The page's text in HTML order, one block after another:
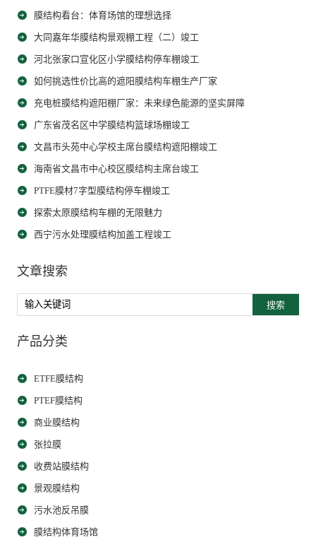
膜结构看台：体育场馆的理想选择
大同嘉年华膜结构景观棚工程（二）竣工
河北张家口宣化区小学膜结构停车棚竣工
如何挑选性价比高的遮阳膜结构车棚生产厂家
充电桩膜结构遮阳棚厂家：未来绿色能源的坚实屏障
广东省茂名区中学膜结构篮球场棚竣工
文昌市头苑中心学校主席台膜结构遮阳棚竣工
海南省文昌市中心校区膜结构主席台竣工
PTFE膜材7字型膜结构停车棚竣工
探索太原膜结构车棚的无限魅力
西宁污水处理膜结构加盖工程竣工
文章搜索
搜索
产品分类
ETFE膜结构
PTEF膜结构
商业膜结构
张拉膜
收费站膜结构
景观膜结构
污水池反吊膜
膜结构体育场馆